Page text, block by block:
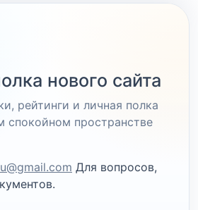
нового сайта
рейтинги и личная полка
спокойном пространстве
Для вопросов,